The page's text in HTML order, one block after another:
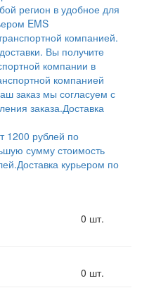
регион в удобное для
EMS
компанией.
Вы получите
компании в
компанией
заказ мы согласуем с
заказа.Доставка
1200 рублей по
сумму стоимость
Доставка курьером по
0 шт.
0 шт.